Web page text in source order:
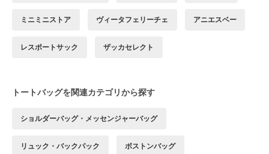
ミニミニストア ヴィータフェリーチェ アニエスベー
レスポートサック ザッカセレクト
トートバッグを関連カテゴリから探す
ショルダーバッグ・メッセンジャーバッグ
リュック・バックパック ボストンバッグ